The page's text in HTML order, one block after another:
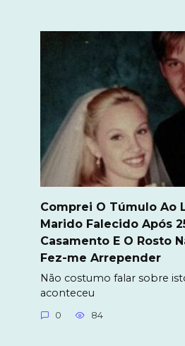
Comprei O Túmulo Ao
Marido Falecido Após
Casamento E O Rosto
Fez-me Arrepender
Não costumo falar sobre
aconteceu
0 84